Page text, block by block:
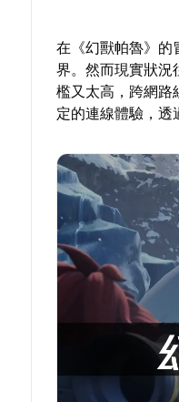
在《幻獸帕魯》的
界。然而現實狀況
檻又太高，跨網路
定的連線體驗，透